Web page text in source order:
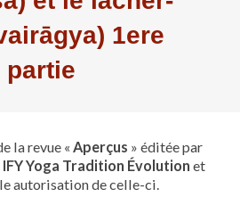
1ere
partie
la revue « Aperçus » éditée par
IFY Yoga Tradition Évolution et
autorisation de celle-ci.